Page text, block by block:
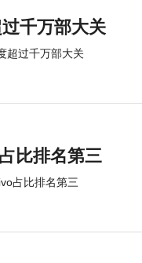
千万部大关
超过千万部大关
比排名第三
占比排名第三